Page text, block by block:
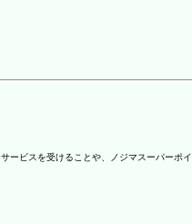
ビスを受けることや、ノジマスーパーポ